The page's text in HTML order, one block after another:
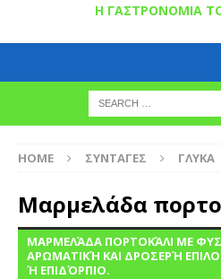
Η ΓΑΣΤΡΟΝΟΜΙΑ
HOME ΣΥΝΤΑΓΕΣ ΓΛΥΚΑ
Μαρμελάδα
ΜΑΡΜΕΛΆΔΑ ΠΟΡΤΟΚΆΛΙ ΜΕ
ΑΡΩΜΑΤΙΚΉ ΚΑΙ ΔΡΟΣΕΡΉ
Ή ΕΠΙΔΌΡΠΙΟ.